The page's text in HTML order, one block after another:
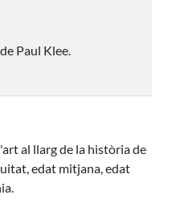
Paul Klee.
al llarg de la història de
edat mitjana, edat